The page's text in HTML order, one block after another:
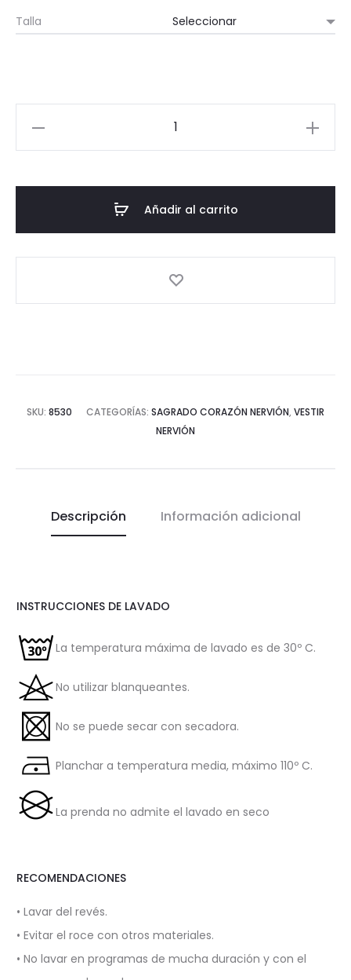
precios:
hasta
37,90 €
Talla
Añadir al carrito
SKU: 8530 CATEGORÍAS: SAGRADO CORAZÓN NERVIÓN, VESTIR
NERVIÓN
Descripción Información adicional
INSTRUCCIONES DE LAVADO
La temperatura máxima de lavado es de 30º C.
No utilizar blanqueantes.
No se puede secar con secadora.
Planchar a temperatura media, máximo 110º C.
La prenda no admite el lavado en seco
RECOMENDACIONES
• Lavar del revés.
• Evitar el roce con otros materiales.
• No lavar en programas de mucha duración y con el